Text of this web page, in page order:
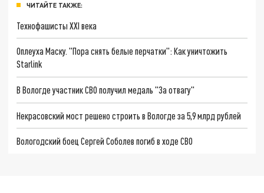
ЧИТАЙТЕ ТАКЖЕ:
Технофашисты XXI века
Оплеуха Маску. "Пора снять белые перчатки": Как уничтожить
Starlink
В Вологде участник СВО получил медаль "За отвагу"
Некрасовский мост решено строить в Вологде за 5,9 млрд рублей
Вологодский боец Сергей Соболев погиб в ходе СВО